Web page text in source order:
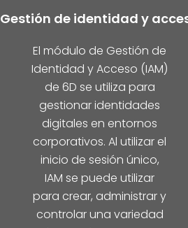
Gestión de identidad y
El módulo de Gestión de
Identidad y Acceso (IAM)
de 6D se utiliza para
gestionar identidades
digitales en entornos
corporativos. Al utilizar el
inicio de sesión único,
IAM se puede utilizar
para crear, administrar y
controlar una variedad